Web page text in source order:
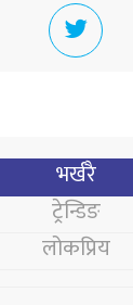
भर्खरै
ट्रेन्डिङ
लोकप्रिय